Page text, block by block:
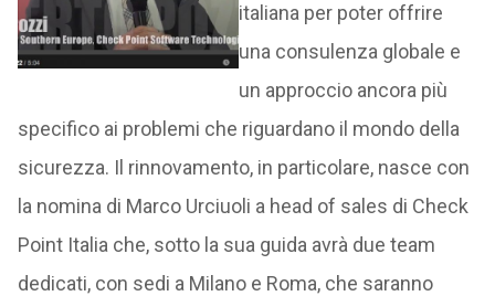
italiana per poter offrire
una consulenza globale e
un approccio ancora più
specifico ai problemi che riguardano il mondo della
sicurezza. Il rinnovamento, in particolare, nasce con
la nomina di Marco Urciuoli a head of sales di Check
Point Italia che, sotto la sua guida avrà due team
dedicati, con sedi a Milano e Roma, che saranno